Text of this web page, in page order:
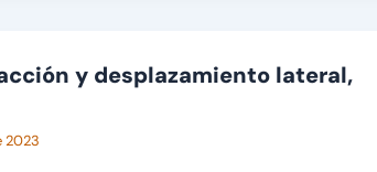
y desplazamiento lateral,
2023